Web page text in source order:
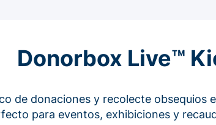
Donorbox Live™
de donaciones y recolecte obsequios
para eventos, exhibiciones y